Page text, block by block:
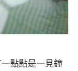
點點是一見鐘